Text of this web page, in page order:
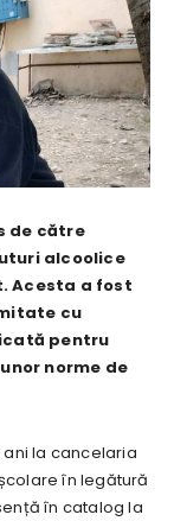
de către
alcoolice
Acesta a fost
cu
pentru
norme de
ani la cancelaria
în legătură
în catalog la